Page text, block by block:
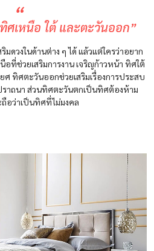
“
ศเหนือ ใต้ และตะวันออก”
ดวงในด้านต่าง ๆ ได้ แล้วแต่ใครว่าอยาก
อที่ช่วยเสริมการงาน เจริญก้าวหน้า ทิศใต้
ยศ ทิศตะวันออกช่วยเสริมเรื่องการประสบ
ราถนา ส่วนทิศตะวันตกเป็นทิศต้องห้าม
ถือว่าเป็นทิศที่ไม่มงคล